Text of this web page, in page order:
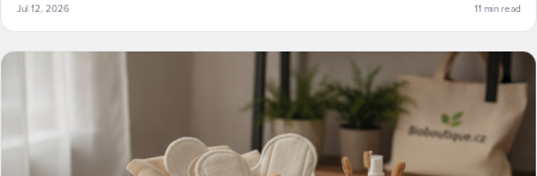
Jul 12, 2026 11 min read